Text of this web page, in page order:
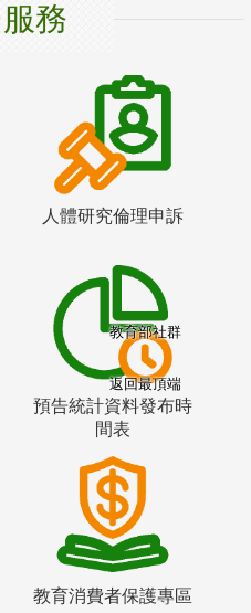
務
人體研究倫理申訴
預告統計資料發布時
間表
教育消費者保護專區
教育部社群
返回最頂端